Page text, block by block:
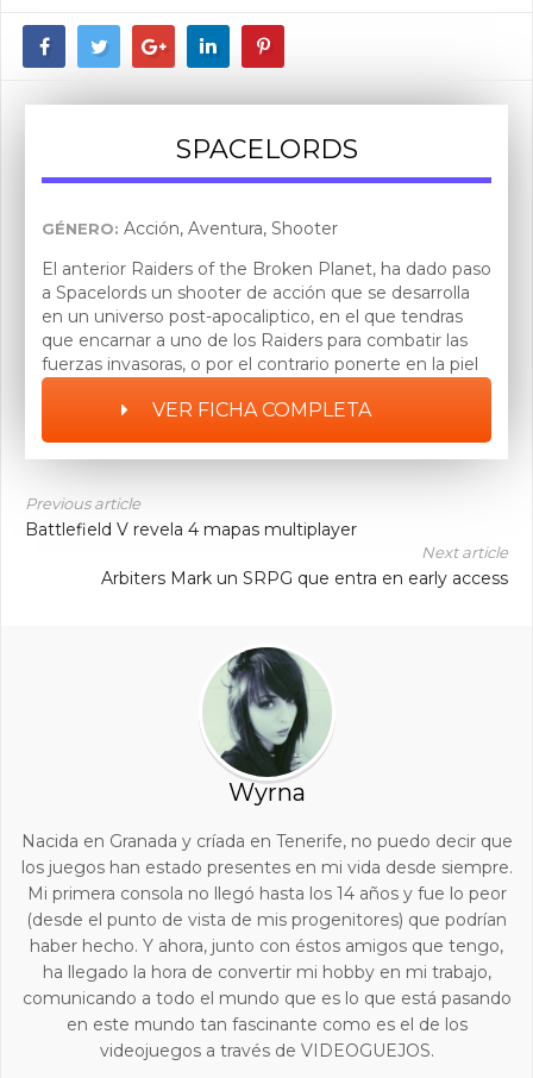
SPACELORDS
GÉNERO: Acción, Aventura, Shooter
El anterior Raiders of the Broken Planet, ha dado paso
a Spacelords un shooter de acción que se desarrolla
en un universo post-apocaliptico, en el que tendras
que encarnar a uno de los Raiders para combatir las
fuerzas invasoras, o por el contrario ponerte en la piel
de sus antagonistas y acabar con la defensa de estos
VER FICHA COMPLETA
Previous article
Battlefield V revela 4 mapas multiplayer
Next article
Arbiters Mark un SRPG que entra en early access
Wyrna
Nacida en Granada y críada en Tenerife, no puedo decir que
los juegos han estado presentes en mi vida desde siempre.
Mi primera consola no llegó hasta los 14 años y fue lo peor
(desde el punto de vista de mis progenitores) que podrían
haber hecho. Y ahora, junto con éstos amigos que tengo,
ha llegado la hora de convertir mi hobby en mi trabajo,
comunicando a todo el mundo que es lo que está pasando
en este mundo tan fascinante como es el de los
videojuegos a través de VIDEOGUEJOS.